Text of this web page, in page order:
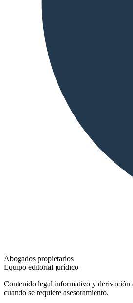
Abogados propietarios
Equipo editorial jurídico
Contenido legal informativo y derivación
cuando se requiere asesoramiento.